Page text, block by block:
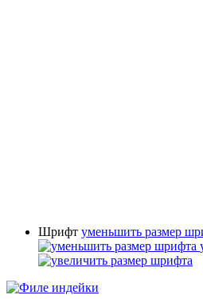
Шрифт уменьшить размер